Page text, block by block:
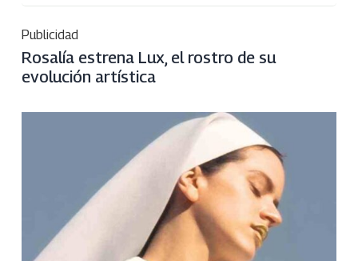
Publicidad
Rosalía estrena Lux, el rostro de su
evolución artística